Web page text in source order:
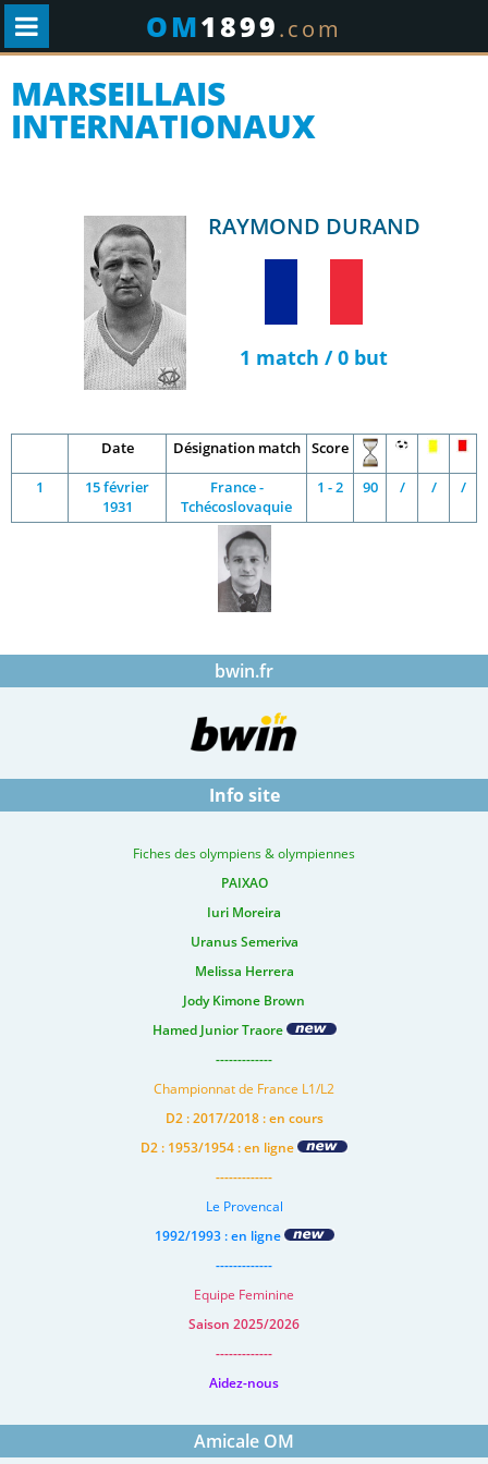
OM1899.com
MARSEILLAIS
INTERNATIONAUX
RAYMOND DURAND
1 match / 0 but
Date Désignation match Score
1
15 février
1931
France -
Tchécoslovaquie
1 - 2 90 / / /
bwin.fr
Info site
Fiches des olympiens & olympiennes
PAIXAO
Iuri Moreira
Uranus Semeriva
Melissa Herrera
Jody Kimone Brown
Hamed Junior Traore
-------------
Championnat de France L1/L2
D2 : 2017/2018 : en cours
D2 : 1953/1954 : en ligne
-------------
Le Provencal
1992/1993 : en ligne
-------------
Equipe Feminine
Saison 2025/2026
-------------
Aidez-nous
Amicale OM